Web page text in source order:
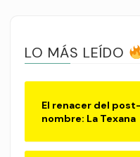
LO MÁS LEÍDO
El renacer del
nombre: La Texana